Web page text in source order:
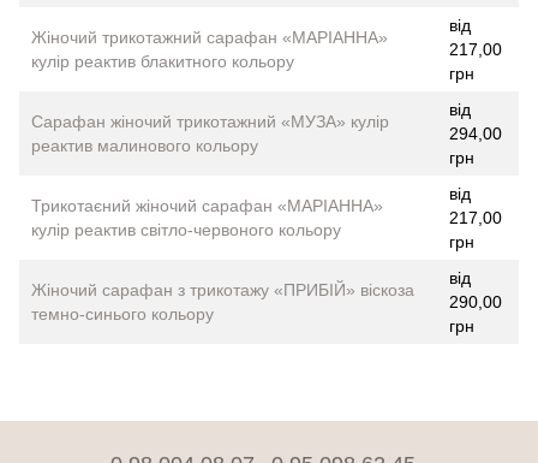
Жіночий трикотажний сарафан «МАРІАННА»
кулір реактив блакитного кольору
від
217,00
грн
Сарафан жіночий трикотажний «МУЗА» кулір
реактив малинового кольору
від
294,00
грн
Трикотаєний жіночий сарафан «МАРІАННА»
кулір реактив світло-червоного кольору
від
217,00
грн
Жіночий сарафан з трикотажу «ПРИБІЙ» віскоза
темно-синього кольору
від
290,00
грн